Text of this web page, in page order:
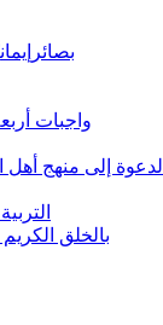
واجبات
الدعوة إلى منهج
بالخلق